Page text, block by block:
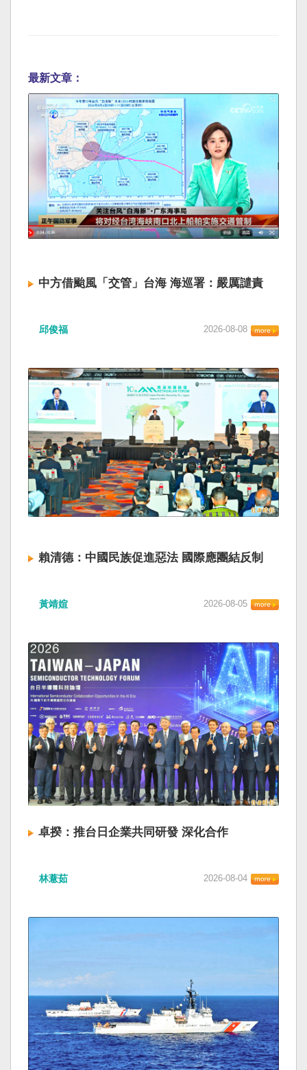
最新文章：
中方借颱風「交管」台海 海巡署：嚴厲譴責
邱俊福 2026-08-08
賴清德：中國民族促進惡法 國際應團結反制
黃靖媗 2026-08-05
卓揆：推台日企業共同研發 深化合作
林薏茹 2026-08-04